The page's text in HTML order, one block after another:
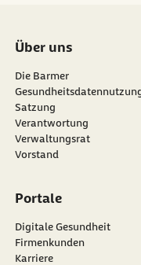
Über uns
Die Barmer
Satzung
Verantwortung
Verwaltungsrat
Vorstand
Portale
Digitale Gesundheit
Firmenkunden
Karriere